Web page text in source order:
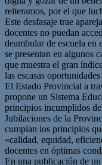
reiteramos, por el que
Este desfasaje trae
docentes no puedan
deambular de escuela en
se presentan en algunos
que muestra el gran
las escasas
El Estado Provincial a
propone un Sistema
principios incumplidos
Jubilaciones de la
cumplan los principios
«calidad, equidad,
docentes en óptimas
En una publicación de